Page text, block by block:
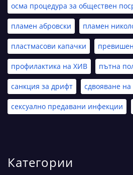
осма процедура за обществен
пламен абровски пламен
пластмасови капачки
профилактика на ХИВ пътна
санкция за дрифт сдвояване
сексуално предавани инфекции
Категории